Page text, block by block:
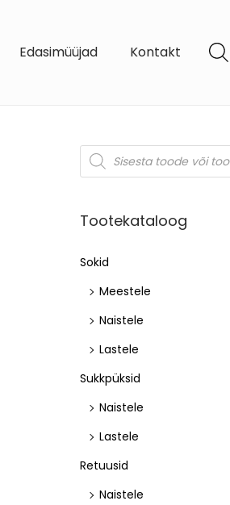
Edasimüüjad Kontakt
Tootekataloog
Sokid
Meestele
Naistele
Lastele
Sukkpüksid
Naistele
Lastele
Retuusid
Naistele